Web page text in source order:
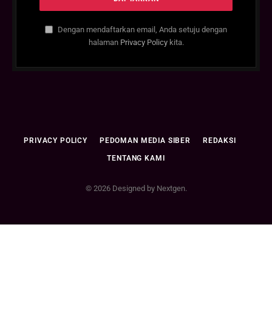
Dengan mendaftarkan email, Anda setuju dengan
halaman Privacy Policykita.
PRIVACY POLICY PEDOMAN MEDIA SIBER REDAKSI
TENTANG KAMI
© 2026 Designed by Nextgen.